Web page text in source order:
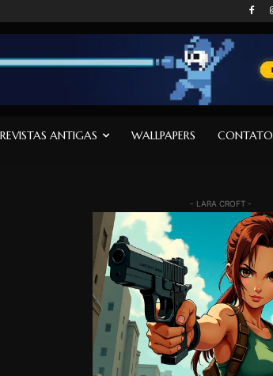
REVISTAS ANTIGAS WALLPAPERS CONTATO
- LARA CROFT -